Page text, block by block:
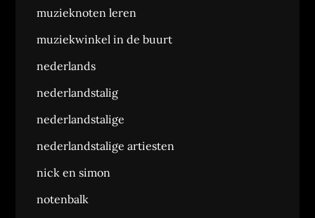
muzieknoten leren
muziekwinkel in de buurt
nederlands
nederlandstalig
nederlandstalige
nederlandstalige artiesten
nick en simon
notenbalk